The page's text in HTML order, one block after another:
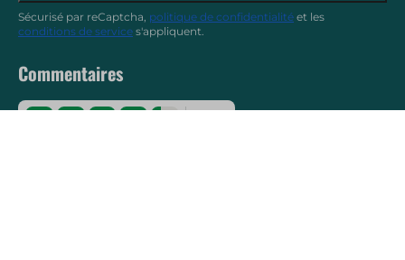
Sécurisé par reCaptcha, politique de confidentialité et les
conditions de service s'appliquent.
Commentaires